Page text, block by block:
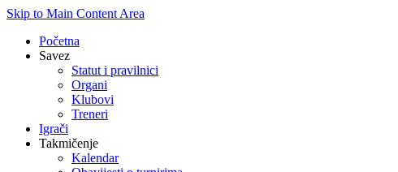
Skip to Main Content Area
Početna
Savez
Statut i pravilnici
Organi
Klubovi
Treneri
Igrači
Takmičenje
Kalendar